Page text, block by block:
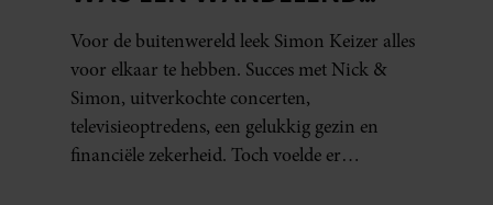
HOOFD’
Voor de buitenwereld leek Simon Keizer alles
voor elkaar te hebben. Succes met Nick &
Simon, uitverkochte concerten,
televisieoptredens, een gelukkig gezin en
financiële zekerheid. Toch voelde er